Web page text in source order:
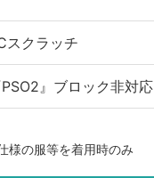
スクラッチ
PSO2』ブロック非対応
様の服等を着用時のみ